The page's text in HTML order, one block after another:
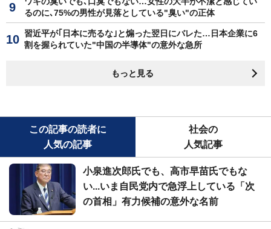
るのに､75%の男性が見落としている"臭い"の正体
習近平が｢日本に売るな｣と煽った翌日にバレた…日本企業に6
割を握られていた"中国の半導体"の意外な急所
もっと見る
この記事の読者に
人気の記事
社会の
人気記事
小泉進次郎氏でも、高市早苗氏でもな
い...いま自民党内で急浮上している「次
の首相」有力候補の意外な名前